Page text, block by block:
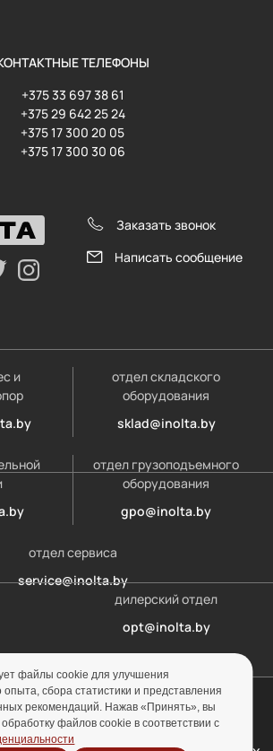
ТЕЛЕФОНЫ
+375 33 697 38 61
+375 29 642 25 24
+375 17 300 20 05
+375 17 300 30 06
Заказать звонок
Написать сообщение
и
отдел складского
оборудования
sklad@inolta.by
отдел грузоподъемного
оборудования
gpo@inolta.by
отдел сервиса
service@inolta.by
дилерский отдел
opt@inolta.by
2010-2026 г. УНП 691302759
файлы cookie для улучшения
опыта, сбора статистики и представления
рекомендаций. Нажав «Принять», вы
файлов cookie в соответствии с